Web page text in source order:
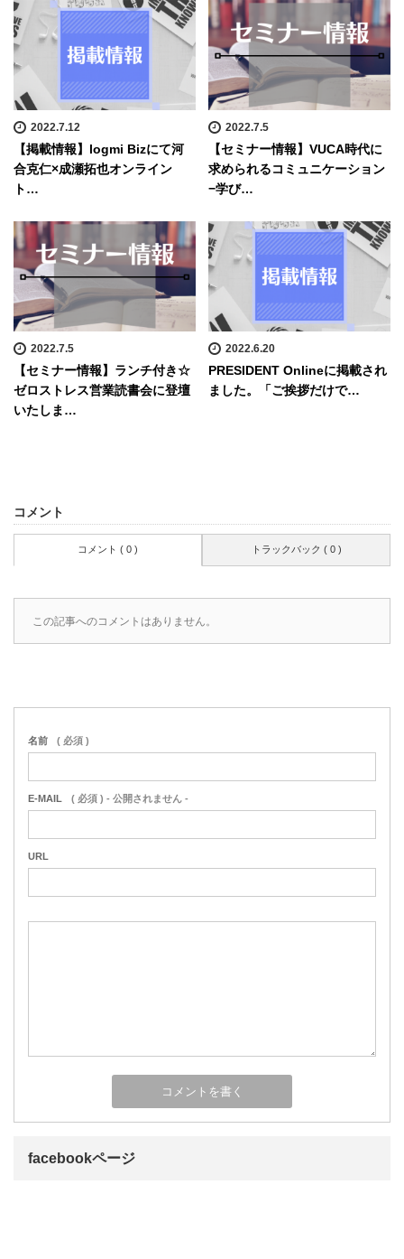
2022.7.12
【掲載情報】logmi Bizにて河
合克仁×成瀬拓也オンライン
ト…
2022.7.5
【セミナー情報】VUCA時代に
求められるコミュニケーション
−学び…
2022.7.5
【セミナー情報】ランチ付き☆
ゼロストレス営業読書会に登壇
いたしま…
2022.6.20
PRESIDENT Onlineに掲載され
ました。「ご挨拶だけで…
コメント
コメント ( 0 ) トラックバック ( 0 )
この記事へのコメントはありません。
名前 ( 必須 )
E-MAIL ( 必須 ) - 公開されません -
URL
facebookページ